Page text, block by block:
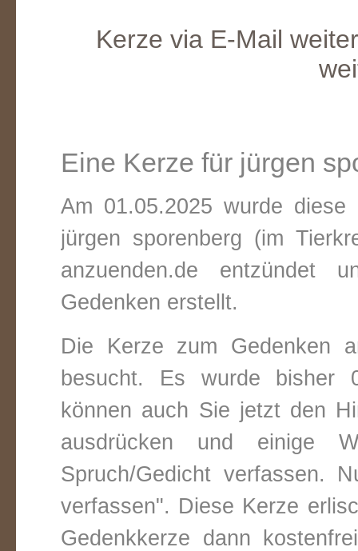
Kerze via E-Mail
Eine Kerze für jürgen
Am 01.05.2025 wurde
jürgen sporenberg (im
anzuenden.de entzündet
Gedenken erstellt.
Die Kerze zum Gedenken
besucht. Es wurde bisher
können auch Sie jetzt den
ausdrücken und einige
Spruch/Gedicht verfassen.
verfassen". Diese Kerze
Gedenkkerze dann